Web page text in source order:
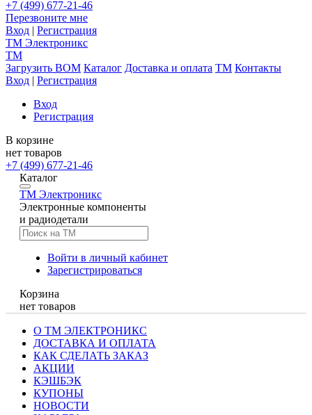
+7 (499) 677-21-46
Перезвоните мне
Вход | Регистрация
TM Электроникс
TM
Загрузить BOM Каталог Доставка и оплата TM Контакты
Вход | Регистрация
Вход
Регистрация
В корзине
нет товаров
+7 (499) 677-21-46
Каталог
TM Электроникс
Электронные компоненты
и радиодетали
Войти в личный кабинет
Зарегистрироваться
Корзина
нет товаров
О ТМ ЭЛЕКТРОНИКС
ДОСТАВКА И ОПЛАТА
КАК СДЕЛАТЬ ЗАКАЗ
АКЦИИ
КЭШБЭК
КУПОНЫ
НОВОСТИ